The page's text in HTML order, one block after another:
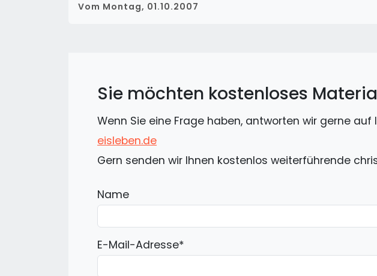
Vom Montag, 01.10.2007
Sie möchten kostenloses
Wenn Sie eine Frage haben, antworten wir gerne
eisleben.de
Gern senden wir Ihnen kostenlos weiterführende
Name
E-Mail-Adresse*